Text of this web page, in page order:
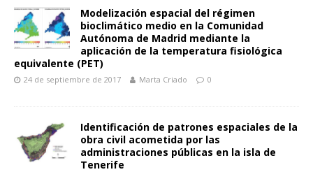
Modelización espacial del régimen
bioclimático medio en la Comunidad
Autónoma de Madrid mediante la
aplicación de la temperatura fisiológica
equivalente (PET)
24 de septiembre de 2017 Marta Criado 0
Identificación de patrones espaciales de la
obra civil acometida por las
administraciones públicas en la isla de
Tenerife